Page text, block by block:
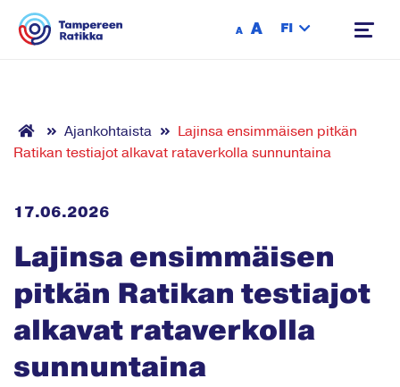
A A FI
Ajankohtaista
Lajinsa ensimmäisen pitkän
Ratikan testiajot alkavat rataverkolla sunnuntaina
17.06.2026
Lajinsa ensimmäisen
pitkän Ratikan testiajot
alkavat rataverkolla
sunnuntaina